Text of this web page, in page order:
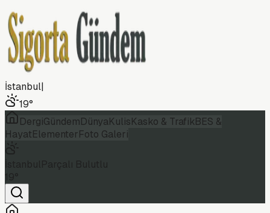
İstanbul|
19°
DergiGündemDünyaKulisKasko & TrafikBES &
HayatElementerFoto Galeri